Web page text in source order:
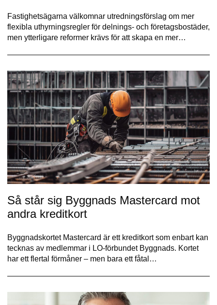
Fastighetsägarna välkomnar utredningsförslag om mer
flexibla uthyrningsregler för delnings- och företagsbostäder,
men ytterligare reformer krävs för att skapa en mer…
Så står sig Byggnads Mastercard mot
andra kreditkort
Byggnadskortet Mastercard är ett kreditkort som enbart kan
tecknas av medlemmar i LO-förbundet Byggnads. Kortet
har ett flertal förmåner – men bara ett fåtal…